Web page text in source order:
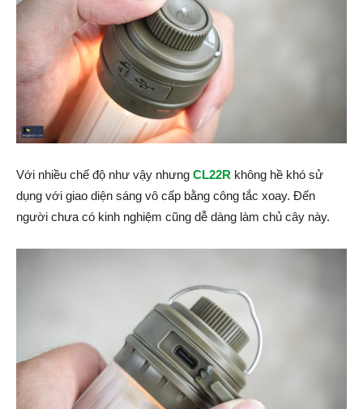
Với nhiều chế độ như vậy nhưng CL22R không hề khó sử
dụng với giao diện sáng vô cấp bằng công tắc xoay. Đến
người chưa có kinh nghiệm cũng dễ dàng làm chủ cây này.